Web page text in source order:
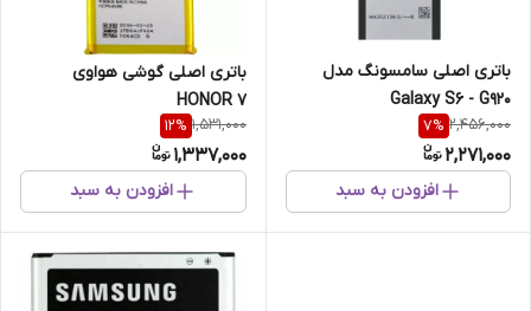
باتری اصلی سامسونگ مدل
Galaxy S6 - G920
2,456,000
7%
2,271,000
افزودن به سبد
باتری اصلی گوشی هواوی
HONOR 7
1,531,000
12%
1,337,000
افزودن به سبد